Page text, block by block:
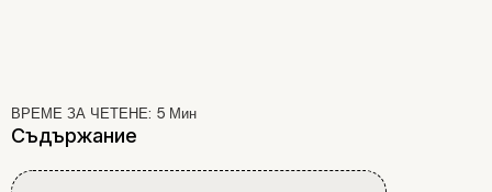
ВРЕМЕ ЗА ЧЕТЕНЕ: 5 Мин
Съдържание